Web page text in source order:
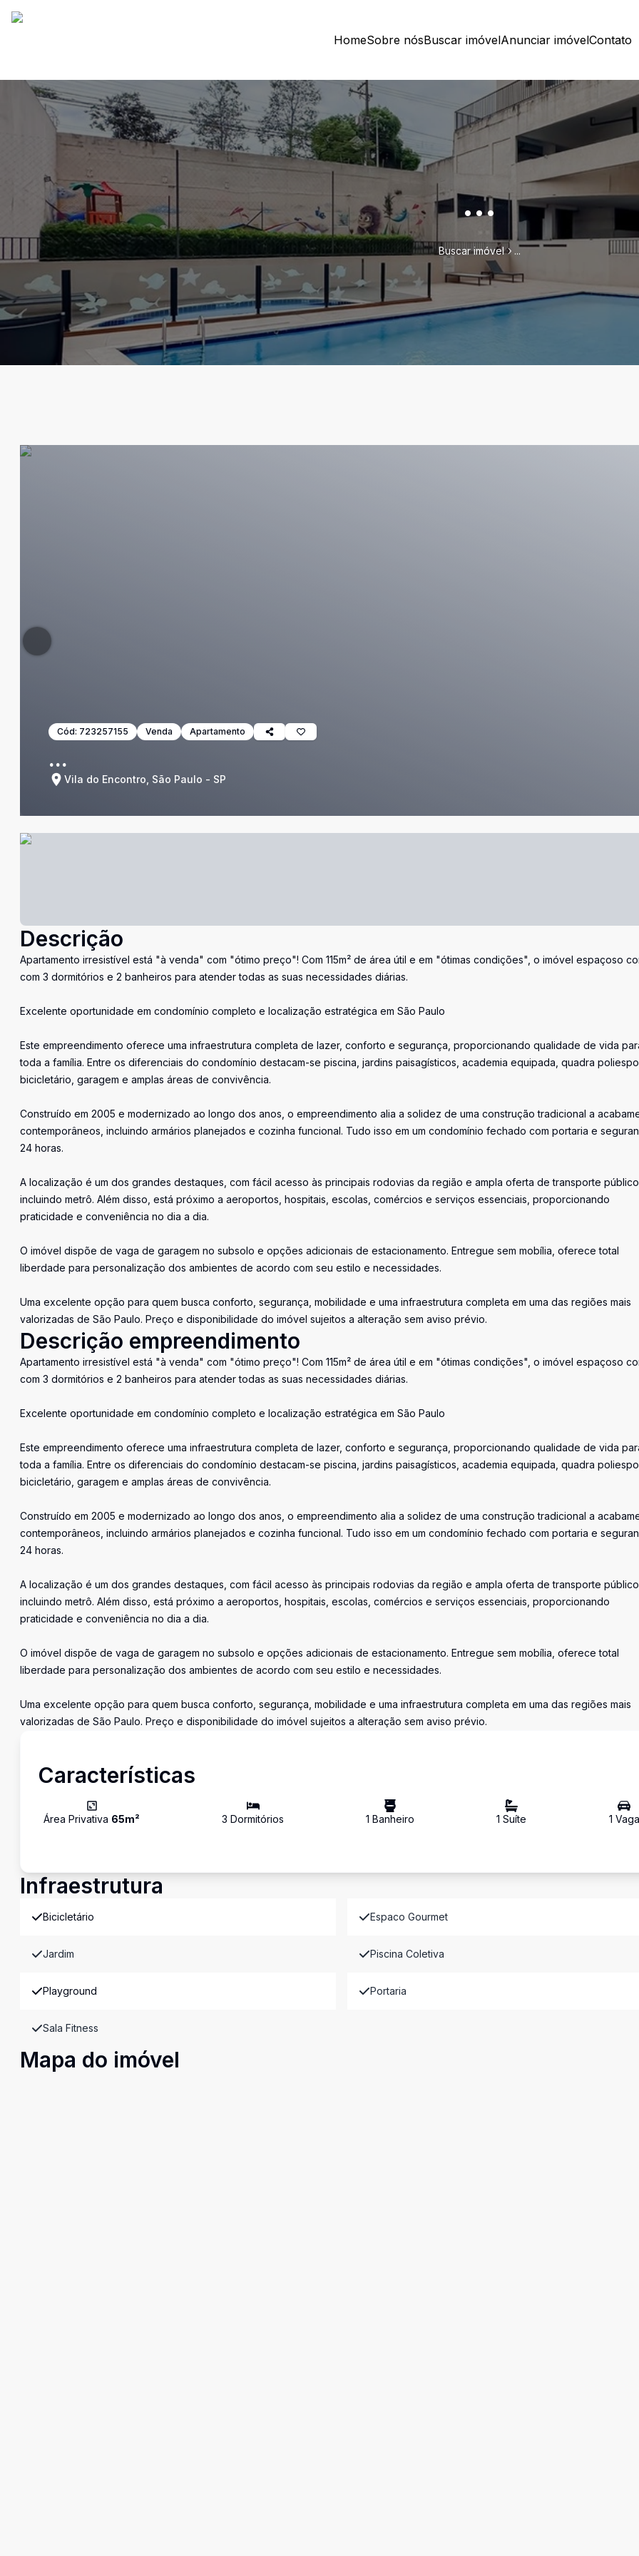
HomeSobre nósBuscar imóvelAnunciar imóvelContato
...
Buscar imóvel ...
Cód: 723257155 Venda Apartamento
...
Vila do Encontro, São Paulo - SP
Descrição
Apartamento irresistível está "à venda" com "ótimo preço"! Com 115m² de área útil e em "ótimas condições", o imóvel espaçoso
com 3 dormitórios e 2 banheiros para atender todas as suas necessidades diárias.
Excelente oportunidade em condomínio completo e localização estratégica em São Paulo
Este empreendimento oferece uma infraestrutura completa de lazer, conforto e segurança, proporcionando qualidade de vida
toda a família. Entre os diferenciais do condomínio destacam-se piscina, jardins paisagísticos, academia equipada, quadra
bicicletário, garagem e amplas áreas de convivência.
Construído em 2005 e modernizado ao longo dos anos, o empreendimento alia a solidez de uma construção tradicional a
contemporâneos, incluindo armários planejados e cozinha funcional. Tudo isso em um condomínio fechado com portaria e
24 horas.
A localização é um dos grandes destaques, com fácil acesso às principais rodovias da região e ampla oferta de transporte
incluindo metrô. Além disso, está próximo a aeroportos, hospitais, escolas, comércios e serviços essenciais, proporcionando
praticidade e conveniência no dia a dia.
O imóvel dispõe de vaga de garagem no subsolo e opções adicionais de estacionamento. Entregue sem mobília, oferece total
liberdade para personalização dos ambientes de acordo com seu estilo e necessidades.
Uma excelente opção para quem busca conforto, segurança, mobilidade e uma infraestrutura completa em uma das regiões mais
valorizadas de São Paulo. Preço e disponibilidade do imóvel sujeitos a alteração sem aviso prévio.
Descrição empreendimento
Apartamento irresistível está "à venda" com "ótimo preço"! Com 115m² de área útil e em "ótimas condições", o imóvel espaçoso
com 3 dormitórios e 2 banheiros para atender todas as suas necessidades diárias.
Excelente oportunidade em condomínio completo e localização estratégica em São Paulo
Este empreendimento oferece uma infraestrutura completa de lazer, conforto e segurança, proporcionando qualidade de vida
toda a família. Entre os diferenciais do condomínio destacam-se piscina, jardins paisagísticos, academia equipada, quadra
bicicletário, garagem e amplas áreas de convivência.
Construído em 2005 e modernizado ao longo dos anos, o empreendimento alia a solidez de uma construção tradicional a
contemporâneos, incluindo armários planejados e cozinha funcional. Tudo isso em um condomínio fechado com portaria e
24 horas.
A localização é um dos grandes destaques, com fácil acesso às principais rodovias da região e ampla oferta de transporte
incluindo metrô. Além disso, está próximo a aeroportos, hospitais, escolas, comércios e serviços essenciais, proporcionando
praticidade e conveniência no dia a dia.
O imóvel dispõe de vaga de garagem no subsolo e opções adicionais de estacionamento. Entregue sem mobília, oferece total
liberdade para personalização dos ambientes de acordo com seu estilo e necessidades.
Uma excelente opção para quem busca conforto, segurança, mobilidade e uma infraestrutura completa em uma das regiões mais
valorizadas de São Paulo. Preço e disponibilidade do imóvel sujeitos a alteração sem aviso prévio.
Características
Área Privativa 65m² 3 Dormitórios 1 Banheiro 1 Suíte 1 Vaga
Infraestrutura
Bicicletário Espaco Gourmet
Jardim Piscina Coletiva
Playground Portaria
Sala Fitness
Mapa do imóvel